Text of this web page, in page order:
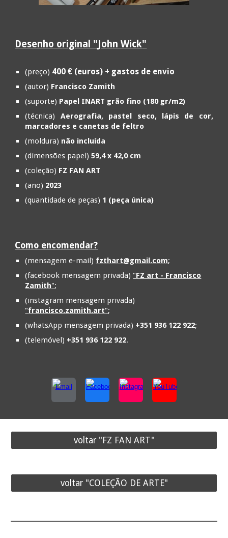
Desenho original " John Wick"
(preço) 400 € (euros) + gastos de envio
(autor) Francisco Zamith
(suporte) Papel INART grão fino (180 gr/m2)
(técnica) Aerografia, pastel seco, lápis de cor,
marcadores e canetas de feltro
(moldura) não incluída
(dimensões papel)59,4 x 42,0 cm
(coleção) FZ FAN ART
(ano) 2023
(quantidade de peças) 1 (peça única)
Como encomendar?
(mensagem e-mail) fzthart@gmail.com;
(facebook mensagem privada) "FZ art - Francisco
Zamith";
(instagram mensagem privada)
"francisco.zamith.art";
(whatsApp mensagem privada) +351 936 122 922;
(telemóvel) +351 936 122 922.
voltar "FZ FAN ART"
voltar "COLEÇÃO DE ARTE"